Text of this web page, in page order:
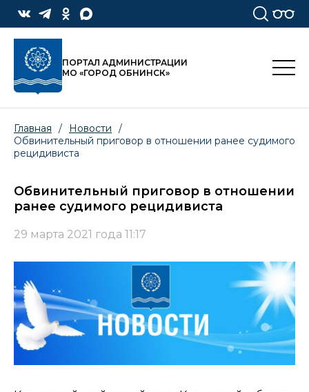
ПОРТАЛ АДМИНИСТРАЦИИ
МО «ГОРОД ОБНИНСК»
Главная / Новости
/
Обвинительный приговор в отношении ранее судимого
рецидивиста
Обвинительный приговор в отношении
ранее судимого рецидивиста
29 марта 2021 года 11:17